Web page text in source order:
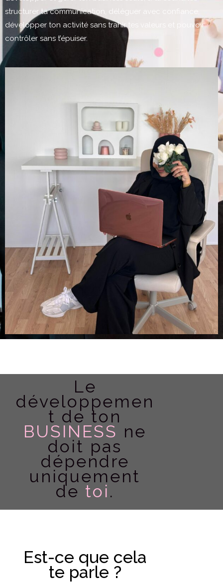
structurer ta communication, déléguer avec confiance,
développer ton activité sans trahir tes valeurs et pouvoir
contrôler sans t’épuiser.
Le
développemen
t de ton
BUSINESS ne
doit pas
dépendre
uniquement
de toi.
Est-ce que cela
te parle ?​